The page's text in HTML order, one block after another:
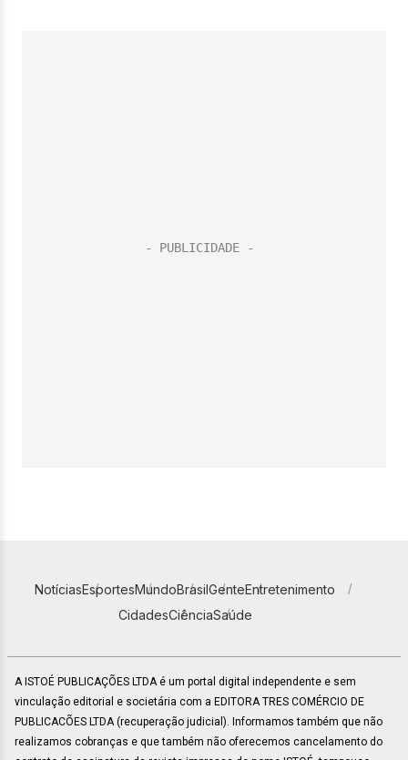
NotíciasEsportesMundoBrasilGenteEntretenimento
CidadesCiênciaSaúde
A ISTOÉ PUBLICAÇÕES LTDA é um portal digital independente e sem
vinculação editorial e societária com a EDITORA TRES COMÉRCIO DE
PUBLICACÕES LTDA (recuperação judicial). Informamos também que não
realizamos cobranças e que também não oferecemos cancelamento do